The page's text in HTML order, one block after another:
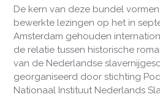
De kern van deze bundel
bewerkte lezingen op het in
Amsterdam gehouden
de relatie tussen historische
van de Nederlandse
georganiseerd door stichting
Nationaal Instituut Nederlands